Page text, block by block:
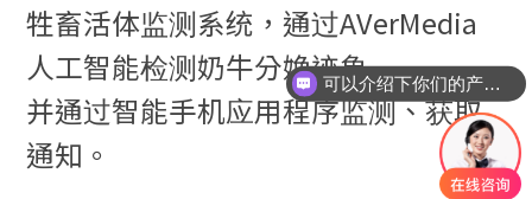
牲畜活体监测系统，通过AVerMedia
人工智能检测奶牛分娩迹象
并通过智能手机应用程序监测、获取
通知。
可以介绍下你们的产品么